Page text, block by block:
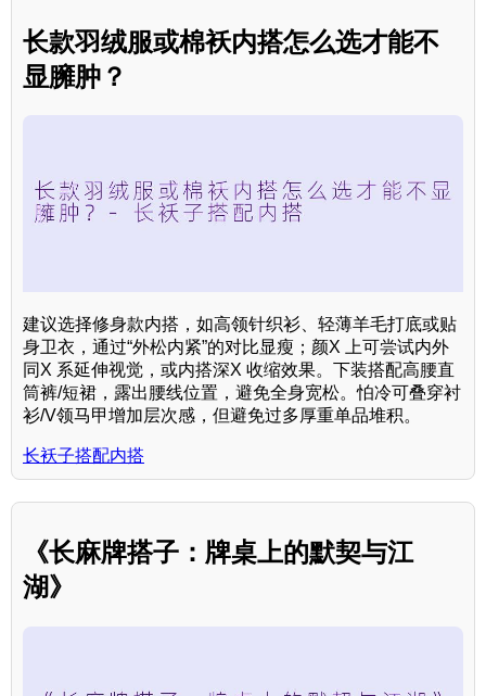
长款羽绒服或棉袄内搭怎么选才能不
显臃肿？
建议选择修身款内搭，如高领针织衫、轻薄羊毛打底或贴
身卫衣，通过“外松内紧”的对比显瘦；颜X 上可尝试内外
同X 系延伸视觉，或内搭深X 收缩效果。下装搭配高腰直
筒裤/短裙，露出腰线位置，避免全身宽松。怕冷可叠穿衬
衫/V领马甲增加层次感，但避免过多厚重单品堆积。
长袄子搭配内搭
《长麻牌搭子：牌桌上的默契与江
湖》